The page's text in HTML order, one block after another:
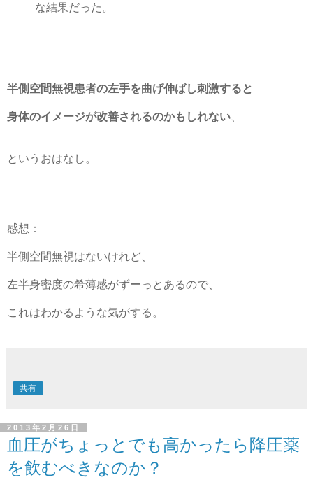
な結果だった。
半側空間無視患者の左手を曲げ伸ばし刺激すると
身体のイメージが改善されるのかもしれない
というおはなし。
感想：
半側空間無視はないけれど、
左半身密度の希薄感がずーっとあるので、
これはわかるような気がする。
共有
2013年2月26日
血圧がちょっとでも高かったら降圧薬
を飲むべきなのか？